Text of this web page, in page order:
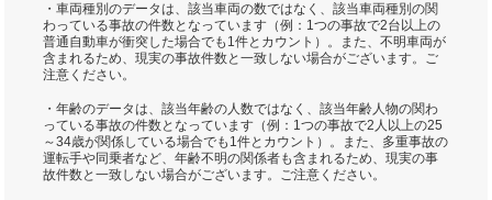
・車両種別のデータは、該当車両の数ではなく、該当車両種別の関
わっている事故の件数となっています（例：1つの事故で2台以上の
普通自動車が衝突した場合でも1件とカウント）。また、不明車両が
含まれるため、現実の事故件数と一致しない場合がございます。ご
注意ください。
・年齢のデータは、該当年齢の人数ではなく、該当年齢人物の関わ
っている事故の件数となっています（例：1つの事故で2人以上の25
～34歳が関係している場合でも1件とカウント）。また、多重事故の
運転手や同乗者など、年齢不明の関係者も含まれるため、現実の事
故件数と一致しない場合がございます。ご注意ください。